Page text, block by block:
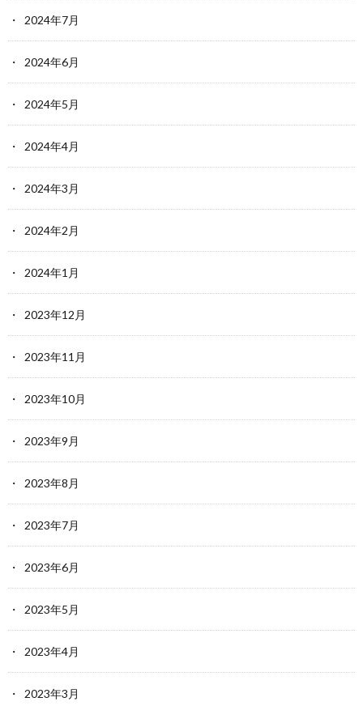
2024年7月
2024年6月
2024年5月
2024年4月
2024年3月
2024年2月
2024年1月
2023年12月
2023年11月
2023年10月
2023年9月
2023年8月
2023年7月
2023年6月
2023年5月
2023年4月
2023年3月